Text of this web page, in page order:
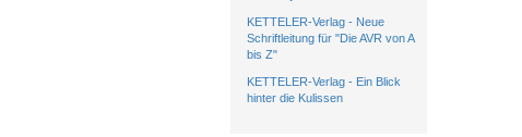
KETTELER-Verlag - Neue
Schriftleitung für "Die AVR von A
bis Z"
KETTELER-Verlag - Ein Blick
hinter die Kulissen